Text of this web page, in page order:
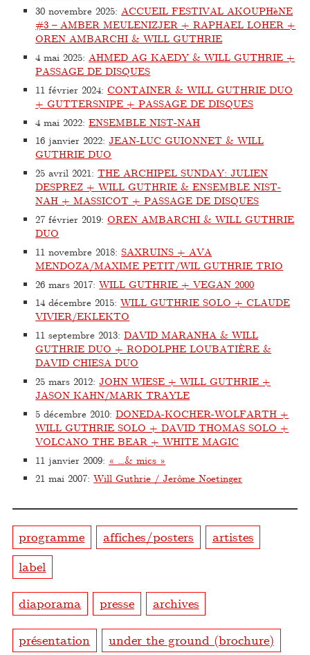
30 novembre 2025:ACCUEIL FESTIVAL AKOUPHèNE
#3 – AMBER MEULENIZJER + RAPHAEL LOHER +
OREN AMBARCHI & WILL GUTHRIE
4 mai 2025:AHMED AG KAEDY & WILL GUTHRIE +
PASSAGE DE DISQUES
11 février 2024:CONTAINER & WILL GUTHRIE DUO
+ GUTTERSNIPE + PASSAGE DE DISQUES
4 mai 2022:ENSEMBLE NIST-NAH
16 janvier 2022:JEAN-LUC GUIONNET & WILL
GUTHRIE DUO
25 avril 2021:THE ARCHIPEL SUNDAY: JULIEN
DESPREZ + WILL GUTHRIE & ENSEMBLE NIST-
NAH + MASSICOT + PASSAGE DE DISQUES
27 février 2019:OREN AMBARCHI & WILL GUTHRIE
DUO
11 novembre 2018:SAXRUINS + AVA
MENDOZA/MAXIME PETIT/WIL GUTHRIE TRIO
26 mars 2017:WILL GUTHRIE + VEGAN 2000
14 décembre 2015:WILL GUTHRIE SOLO + CLAUDE
VIVIER/EKLEKTO
11 septembre 2013:DAVID MARANHA & WILL
GUTHRIE DUO + RODOLPHE LOUBATIÈRE &
DAVID CHIESA DUO
25 mars 2012:JOHN WIESE + WILL GUTHRIE +
JASON KAHN/MARK TRAYLE
5 décembre 2010:DONEDA-KOCHER-WOLFARTH +
WILL GUTHRIE SOLO + DAVID THOMAS SOLO +
VOLCANO THE BEAR + WHITE MAGIC
11 janvier 2009: « …& mics »
21 mai 2007:Will Guthrie / Jerôme Noetinger
programme affiches/posters
artistes
label
diaporama presse archives
présentation under the ground (brochure)